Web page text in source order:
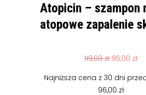
Atopicin – szampon
atopowe zapalenie
119,00zł Pierwotna
wynosiła:
96,00 zł
Najniższa cena z 30 dni
96,00 zł